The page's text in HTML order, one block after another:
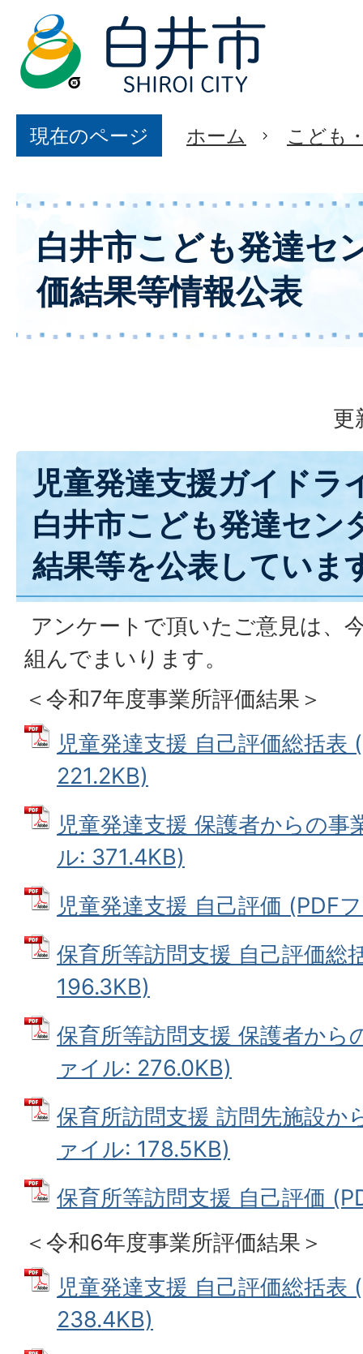
現在のページ ホーム こども
白井市こども発達セ
価結果等情報公表
更
児童発達支援ガイドラ
白井市こども発達セン
結果等を公表していま
アンケートで頂いたご意見は、
組んでまいります。
＜令和7年度事業所評価結果＞
児童発達支援 自己評価総括表
221.2KB)
児童発達支援 保護者からの事
ル: 371.4KB)
児童発達支援 自己評価 (PDF
保育所等訪問支援 自己評価総
196.3KB)
保育所等訪問支援 保護者から
ァイル: 276.0KB)
保育所訪問支援 訪問先施設か
ァイル: 178.5KB)
保育所等訪問支援 自己評価
＜令和6年度事業所評価結果＞
児童発達支援 自己評価総括表
238.4KB)